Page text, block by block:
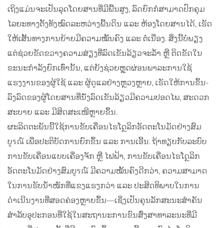
ເຖິງແມ່ນຈະເປັນລຸດໂດຍສານທີ່ມີພື້ນສູງ, ລົດຍົກກໍສາມາດປົກຄຸມ
ໄລຍະທາງຕັ້ງທັງໝົດລະຫວ່າງພື້ນດິນ ແລະ ຫ້ອງໂດຍສານໄດ້, ເຮັດ
ໃຫ້ເສັ້ນທາງການຍ້າຍມີຄວາມໝັ້ນຄົງ ແລະ ຕໍ່ເນື່ອງ. ສິ່ງນີ້ບໍ່ພຽງ
ແຕ່ຊ່ວຍຂັດຂວາງຄວາມສ່ຽງທີ່ລົດເຂັນລ້ຽວຈະລ້ຳ ຫຼື ຕິດຂັດໃນ
ຂະນະກຳລັງຍົກເທົ່ານັ້ນ, ແຕ່ຍັງຊ່ວຍຫຼຸດຜ່ອນພາລະການໃຊ້
ແຮງງານຂອງຜູ້ໃຊ້ ແລະ ຜູ້ດູແລຢ່າງຫຼວງຫຼາຍ, ເຮັດໃຫ້ການຂຶ້ນ-
ລົງລົດຂອງຜູ້ໂດຍສານທີ່ນັ່ງລົດເຂັນລ້ຽວມີຄວາມປອດໄພ, ສະດວກ
ສະບາຍ ແລະ ມີສິດສະເໜີຫຼາຍຂຶ້ນ.
ຜະລິດຕະພັນນີ້ໃຊ້ການຂັບເຄື່ອນໄຮໂດຼລິກອັດຕະໂນມັດຢ່າງສົມ
ບູรณ໌ ເພື່ອປະຕິບັດການຍົກຂຶ້ນ ແລະ ການເອີ້ນ. ຖ້າທຽບກັບລະບົບ
ການຂັບເຄື່ອນແບບເຄື່ອງຈັກ ຫຼື ໄຟຟ້າ, ການຂັບເຄື່ອນໄຮໂດຼລິກ
ອັດຕະໂນມັດຢ່າງສົມບູรณ໌ ມີຄວາມໝັ້ນຄົງດີກວ່າ, ຄວາມສາມາດ
ໃນການຮັບນ້ຳໜັກທີ່ແຂງແຮງກວ່າ ແລະ ປະສິດທິພາບໃນການ
ດຳເນີນງານທີ່ສອດຄ່ອງຫຼາຍຂຶ້ນ—ເຊິ່ງເປັນຄຸນລັກສະນະສຳຄັນ
ສຳລັບອຸປະກອນທີ່ໃຊ້ໃນສະຖານະການຂົນສົ່ງສາທາລະນະທີ່ມີ